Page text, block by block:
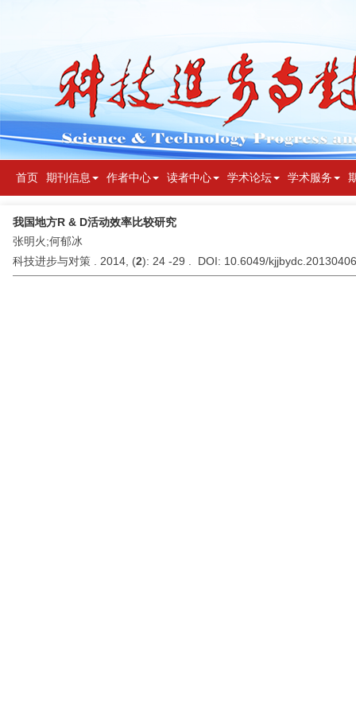
首页 期刊信息 作者中心 读者中心 学术论坛 学术服务
我国地方R & D活动效率比较研究
张明火;何郁冰
科技进步与对策 . 2014, (2): 24 -29 . DOI: 10.6049/